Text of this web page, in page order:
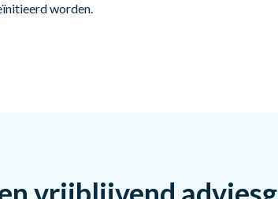
worden.